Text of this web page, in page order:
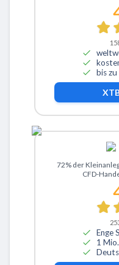
bis zu
Zu
72% der
CFD-
Enge
1